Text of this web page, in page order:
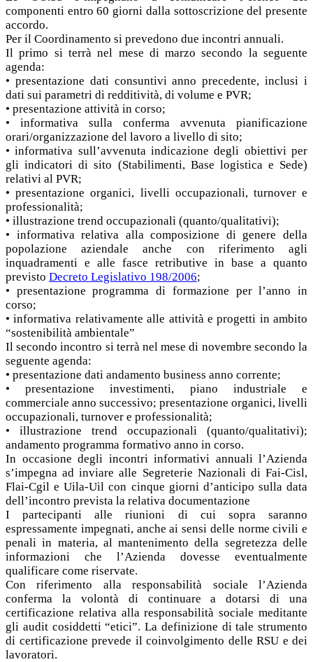
componenti entro 60 giorni dalla sottoscrizione del presente
accordo.
Per il Coordinamento si prevedono due incontri annuali.
Il primo si terrà nel mese di marzo secondo la seguente
agenda:
• presentazione dati consuntivi anno precedente, inclusi i
dati sui parametri di redditività, di volume e PVR;
• presentazione attività in corso;
• informativa sulla conferma avvenuta pianificazione
orari/organizzazione del lavoro a livello di sito;
• informativa sull’avvenuta indicazione degli obiettivi per
gli indicatori di sito (Stabilimenti, Base logistica e Sede)
relativi al PVR;
• presentazione organici, livelli occupazionali, turnover e
professionalità;
• illustrazione trend occupazionali (quanto/qualitativi);
• informativa relativa alla composizione di genere della
popolazione aziendale anche con riferimento agli
inquadramenti e alle fasce retributive in base a quanto
previsto Decreto Legislativo 198/2006;
• presentazione programma di formazione per l’anno in
corso;
• informativa relativamente alle attività e progetti in ambito
“sostenibilità ambientale”
Il secondo incontro si terrà nel mese di novembre secondo la
seguente agenda:
• presentazione dati andamento business anno corrente;
• presentazione investimenti, piano industriale e
commerciale anno successivo; presentazione organici, livelli
occupazionali, turnover e professionalità;
• illustrazione trend occupazionali (quanto/qualitativi);
andamento programma formativo anno in corso.
In occasione degli incontri informativi annuali l’Azienda
s’impegna ad inviare alle Segreterie Nazionali di Fai-Cisl,
Flai-Cgil e Uila-Uil con cinque giorni d’anticipo sulla data
dell’incontro prevista la relativa documentazione
I partecipanti alle riunioni di cui sopra saranno
espressamente impegnati, anche ai sensi delle norme civili e
penali in materia, al mantenimento della segretezza delle
informazioni che l’Azienda dovesse eventualmente
qualificare come riservate.
Con riferimento alla responsabilità sociale l’Azienda
conferma la volontà di continuare a dotarsi di una
certificazione relativa alla responsabilità sociale meditante
gli audit cosiddetti “etici”. La definizione di tale strumento
di certificazione prevede il coinvolgimento delle RSU e dei
lavoratori.